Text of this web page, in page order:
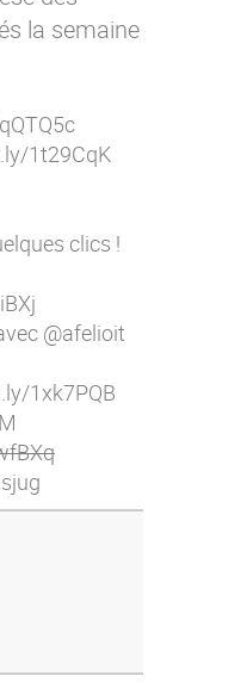
la semaine
1t29CqK
clics !
@afelioit
1xk7PQB